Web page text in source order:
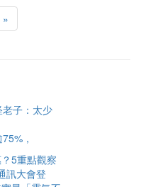
»
子：太少
，
5重點觀察
訊大會登